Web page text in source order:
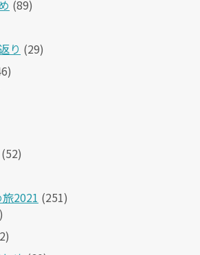
(89)
り (29)
(52)
2021 (251)